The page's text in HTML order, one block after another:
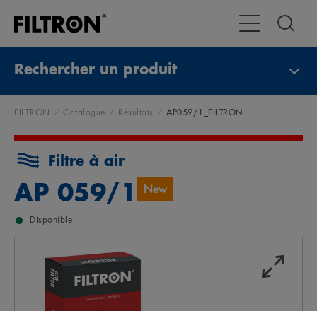
Toggle
Rechercher un produit
FILTRON Catalogue Résultats AP059/1_FILTRON
Filtre à air
AP 059/1 New
Disponible